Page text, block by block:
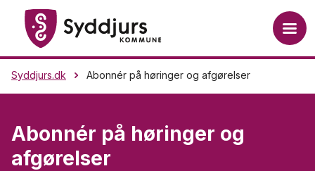
Syddjurs.dk Abonnér på høringer og afgørelser
Abonnér på høringer og
afgørelser